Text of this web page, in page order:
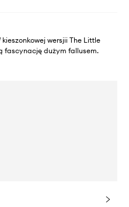
wersjii The Little
fascynację dużym fallusem.